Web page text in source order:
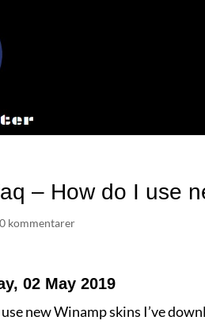
– How do I use
0 kommentarer
02 May 2019
new Winamp skins I’ve